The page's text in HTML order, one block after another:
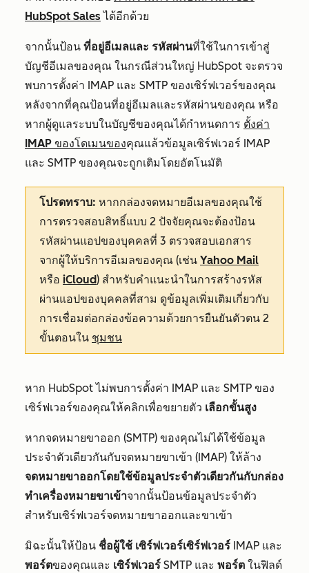
HubSpot Sales ได้อีกด้วย
จากนั้นป้อน ที่อยู่อีเมลและ รหัสผ่านที่ใช้ในการเข้าสู่
บัญชีอีเมลของคุณ ในกรณีส่วนใหญ่ HubSpot จะตรวจ
พบการตั้งค่า IMAP และ SMTP ของเซิร์ฟเวอร์ของคุณ
หลังจากที่คุณป้อนที่อยู่อีเมลและรหัสผ่านของคุณ หรือ
หากผู้ดูแลระบบในบัญชีของคุณได้กำหนดการ ตั้งค่า
IMAP ของโดเมนของคุณแล้วข้อมูลเซิร์ฟเวอร์ IMAP
และ SMTP ของคุณจะถูกเติมโดยอัตโนมัติ
โปรดทราบ: หากกล่องจดหมายอีเมลของคุณใช้
การตรวจสอบสิทธิ์แบบ 2 ปัจจัยคุณจะต้องป้อน
รหัสผ่านแอปของบุคคลที่ 3 ตรวจสอบเอกสาร
จากผู้ให้บริการอีเมลของคุณ (เช่น Yahoo Mail
หรือ iCloud) สำหรับคำแนะนำในการสร้างรหัส
ผ่านแอปของบุคคลที่สาม ดูข้อมูลเพิ่มเติมเกี่ยวกับ
การเชื่อมต่อกล่องข้อความด้วยการยืนยันตัวตน 2
ขั้นตอนใน ชุมชน
หาก HubSpot ไม่พบการตั้งค่า IMAP และ SMTP ของ
เซิร์ฟเวอร์ของคุณให้คลิกเพื่อขยายตัว เลือกขั้นสูง
หากจดหมายขาออก (SMTP) ของคุณไม่ได้ใช้ข้อมูล
ประจำตัวเดียวกันกับจดหมายขาเข้า (IMAP) ให้ล้าง
จดหมายขาออกโดยใช้ข้อมูลประจำตัวเดียวกันกับกล่อง
ทำเครื่องหมายขาเข้าจากนั้นป้อนข้อมูลประจำตัว
สำหรับเซิร์ฟเวอร์จดหมายขาออกและขาเข้า
มิฉะนั้นให้ป้อน ชื่อผู้ใช้ เซิร์ฟเวอร์เซิร์ฟเวอร์ IMAP และ
พอร์ตของคุณและ เซิร์ฟเวอร์ SMTP และ พอร์ต ในฟิลด์